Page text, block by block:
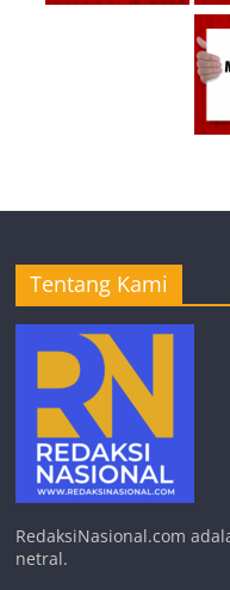
Tentang Kami
RedaksiNasional.com
netral.